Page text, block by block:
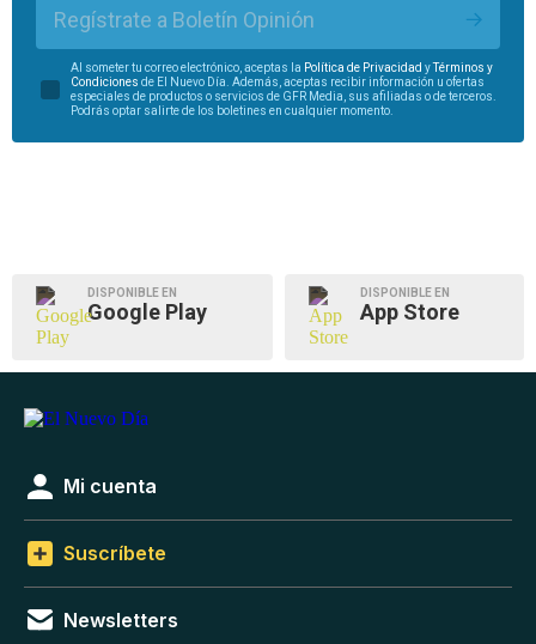
Regístrate a Boletín Opinión
Al someter tu correo electrónico, aceptas la Política de Privacidad yTérminos y
Condiciones de El Nuevo Día. Además, aceptas recibir información u ofertas
especiales de productos o servicios de GFR Media, sus afiliadas o de terceros.
Podrás optar salirte de los boletines en cualquier momento.
DISPONIBLE EN
Google Play
DISPONIBLE EN
App Store
Mi cuenta
Suscríbete
Newsletters